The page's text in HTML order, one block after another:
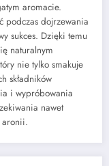
aromacie.
podczas dojrzewania
sukces. Dzięki temu
naturalnym
nie tylko smakuje
składników
i wypróbowania
nawet
aronii.